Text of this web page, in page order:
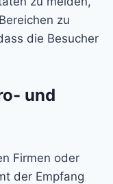
zu
die Besucher
und
Firmen oder
der Empfang